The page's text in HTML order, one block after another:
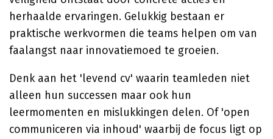
herhaalde ervaringen. Gelukkig bestaan er
praktische werkvormen die teams helpen om van
faalangst naar innovatiemoed te groeien.
Denk aan het 'levend cv' waarin teamleden niet
alleen hun successen maar ook hun
leermomenten en mislukkingen delen. Of 'open
communiceren via inhoud' waarbij de focus ligt op